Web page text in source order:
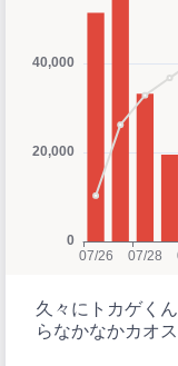
久々にトカゲく
らなかなかカオ